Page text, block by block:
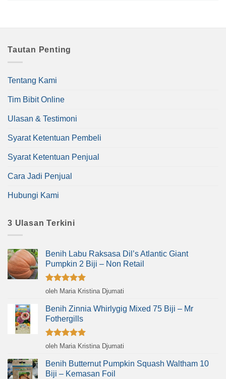
Tautan Penting
Tentang Kami
Tim Bibit Online
Ulasan & Testimoni
Syarat Ketentuan Pembeli
Syarat Ketentuan Penjual
Cara Jadi Penjual
Hubungi Kami
3 Ulasan Terkini
Benih Labu Raksasa Dil’s Atlantic Giant
Pumpkin 2 Biji – Non Retail
Dinilai5
oleh Maria Kristina Djumati
Benih Zinnia Whirlygig Mixed 75 Biji – Mr
Fothergills
Dinilai5
oleh Maria Kristina Djumati
Benih Butternut Pumpkin Squash Waltham 10
Biji – Kemasan Foil